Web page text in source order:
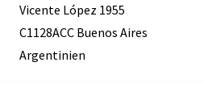
Vicente López 1955
C1128ACC Buenos Aires
Argentinien